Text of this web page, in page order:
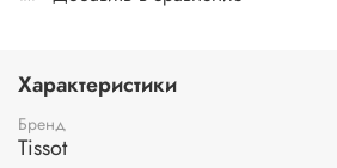
Характеристики
Бренд
Tissot